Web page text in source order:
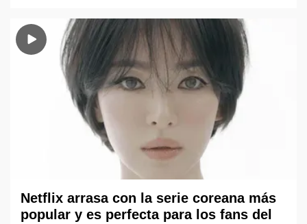
Netflix arrasa con la serie coreana más
popular y es perfecta para los fans del